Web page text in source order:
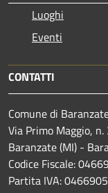
Luoghi
Eventi
CONTATTI
Comune di
Via Primo Maggio,
Baranzate (MI) -
Codice Fiscale:
Partita IVA: